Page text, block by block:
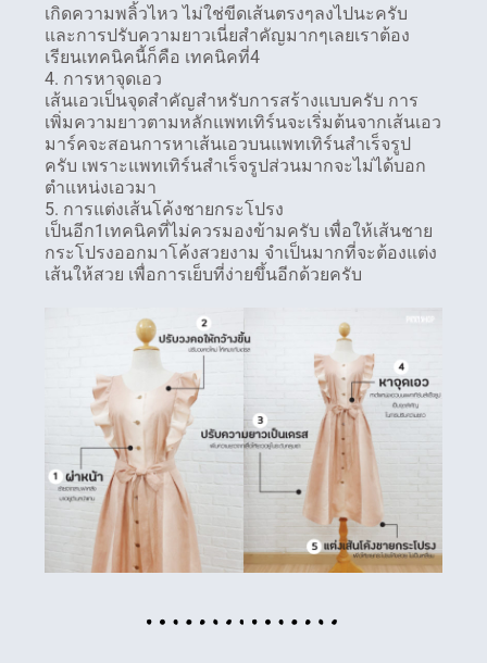
เกิดความพลิ้วไหว ไม่ใช่ขีดเส้นตรงๆลงไปนะครับ
และการปรับความยาวเนี่ยสำคัญมากๆเลยเราต้อง
เรียนเทคนิคนี้ก็คือ เทคนิคที่4
4. การหาจุดเอว
เส้นเอวเป็นจุดสำคัญสำหรับการสร้างแบบครับ การ
เพิ่มความยาวตามหลักแพทเทิร์นจะเริ่มต้นจากเส้นเอว
มาร์คจะสอนการหาเส้นเอวบนแพทเทิร์นสำเร็จรูป
ครับ เพราะแพทเทิร์นสำเร็จรูปส่วนมากจะไม่ได้บอก
ตำแหน่งเอวมา
5. การแต่งเส้นโค้งชายกระโปรง
เป็นอีก1เทคนิคที่ไม่ควรมองข้ามครับ เพื่อให้เส้นชาย
กระโปรงออกมาโค้งสวยงาม จำเป็นมากที่จะต้องแต่ง
เส้นให้สวย เพื่อการเย็บที่ง่ายขึ้นอีกด้วยครับ